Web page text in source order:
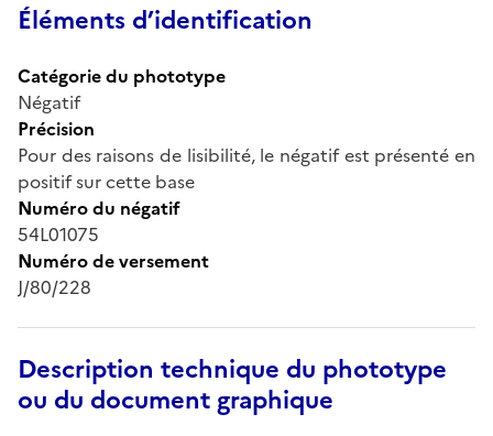
Éléments d’identification
Catégorie du phototype
Négatif
Précision
Pour des raisons de lisibilité, le négatif est présenté en
positif sur cette base
Numéro du négatif
54L01075
Numéro de versement
J/80/228
Description technique du phototype
ou du document graphique